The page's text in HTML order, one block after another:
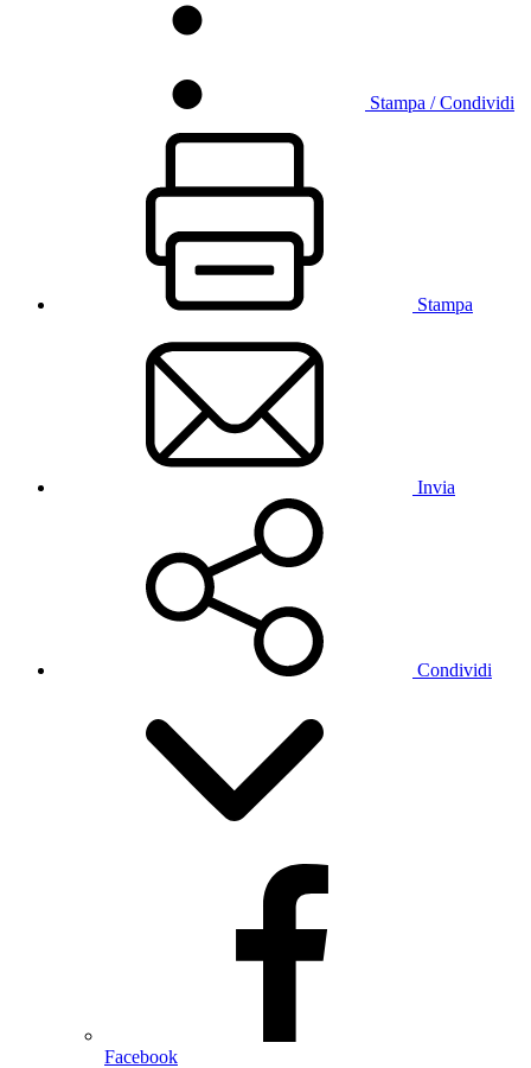
Stampa / Condividi
Stampa
Invia
Condividi
Facebook